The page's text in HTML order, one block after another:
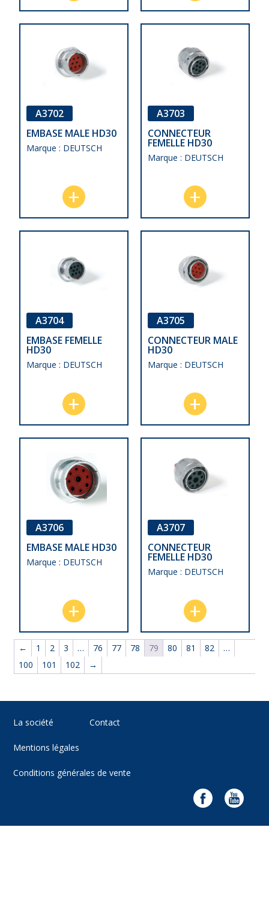
A3702
EMBASE MALE HD30
Marque : DEUTSCH
A3703
CONNECTEUR
FEMELLE HD30
Marque : DEUTSCH
A3704
EMBASE FEMELLE
HD30
Marque : DEUTSCH
A3705
CONNECTEUR MALE
HD30
Marque : DEUTSCH
A3706
EMBASE MALE HD30
Marque : DEUTSCH
A3707
CONNECTEUR
FEMELLE HD30
Marque : DEUTSCH
← 1 2 3 … 76 77 78 79 80 81 82
…
100
101 102 →
La société Contact
Mentions légales
Conditions générales de vente